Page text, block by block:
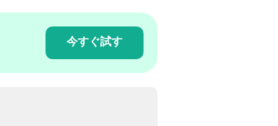
今すぐ試す